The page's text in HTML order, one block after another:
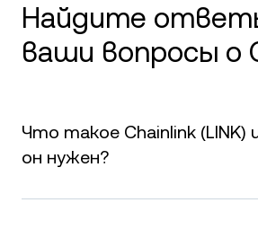
Найдите
ваши вопросы о
Что такое Chainlink (LINK)
он нужен?
LINK — собственная криптовалюта